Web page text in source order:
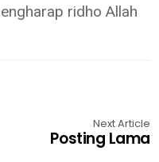
ridho Allah
Next Article
Posting Lama